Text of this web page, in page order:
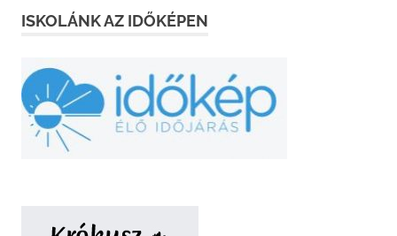
ISKOLÁNK AZ IDŐKÉPEN